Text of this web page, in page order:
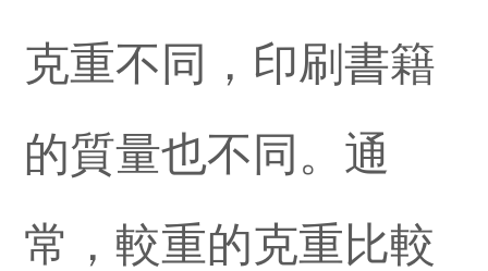
克重不同，印刷書籍
的質量也不同。通
常，較重的克重比較